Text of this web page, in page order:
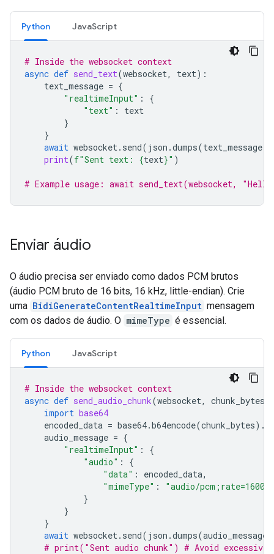
Python JavaScript
# Inside the websocket context
async def send_text(websocket, text):
text_message = {
"realtimeInput" :
{
"text" :
text
}
}
await websocket. send( json .dumps(text_message
print(f"Sent text: {text}" )
# Example usage: await send_text(websocket,
Enviar áudio
O áudio precisa ser enviado como dados PCM brutos
(áudio PCM bruto de 16 bits, 16 kHz, little-endian). Crie
uma BidiGenerateContentRealtimeInput mensagem
com os dados de áudio. O mimeType é essencial.
Python JavaScript
# Inside the websocket context
async def send_audio_chunk(websocket, chunk_bytes
import base64
encoded_data = base64.b64encode(chunk_bytes) .
audio_message = {
"realtimeInput" :
{
"audio" :
{
"data" : encoded_data,
"mimeType" :
"audio/
}
}
}
await websocket. send( json .dumps(audio_message
# print("Sent audio chunk") # Avoid excessive